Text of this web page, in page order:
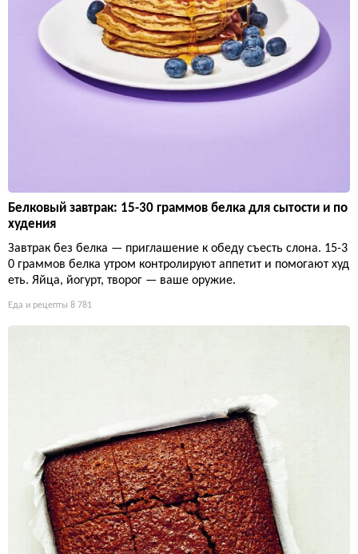
Белковый завтрак: 15-30 граммов белка для сытости и по
худения
Завтрак без белка — приглашение к обеду съесть слона. 15-3
0 граммов белка утром контролируют аппетит и помогают худ
еть. Яйца, йогурт, творог — ваше оружие.
Еда и рецепты 8 781